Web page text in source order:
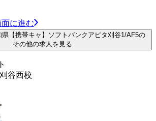
に進む
【携帯キャ】ソフトバンクアピタ刈谷1/AF5の
その他の求人を見る
谷西校